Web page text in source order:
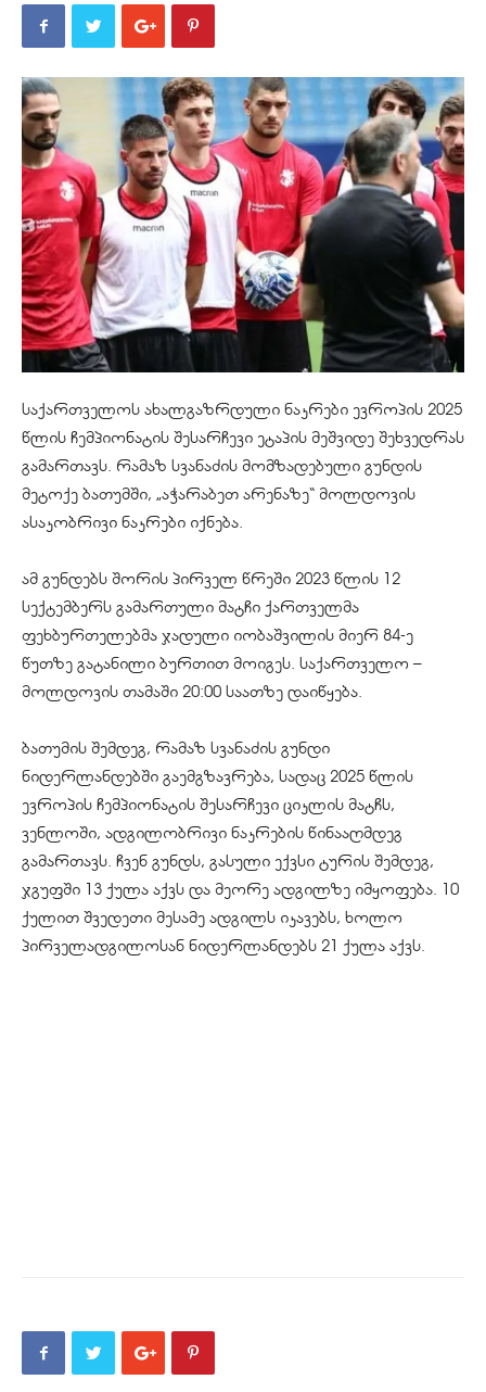
საქართველოს ახალგაზრდული ნაკრები ევროპის 2025
წლის ჩემპიონატის შესარჩევი ეტაპის მეშვიდე შეხვედრას
გამართავს. რამაზ სვანაძის მომზადებული გუნდის
მეტოქე ბათუმში, „აჭარაბეთ არენაზე“ მოლდოვის
ასაკობრივი ნაკრები იქნება.
ამ გუნდებს შორის პირველ წრეში 2023 წლის 12
სექტემბერს გამართული მატჩი ქართველმა
ფეხბურთელებმა ჯადული იობაშვილის მიერ 84-ე
წუთზე გატანილი ბურთით მოიგეს. საქართველო –
მოლდოვის თამაში 20:00 საათზე დაიწყება.
ბათუმის შემდეგ, რამაზ სვანაძის გუნდი
ნიდერლანდებში გაემგზავრება, სადაც 2025 წლის
ევროპის ჩემპიონატის შესარჩევი ციკლის მატჩს,
ვენლოში, ადგილობრივი ნაკრების წინააღმდეგ
გამართავს. ჩვენ გუნდს, გასული ექვსი ტურის შემდეგ,
ჯგუფში 13 ქულა აქვს და მეორე ადგილზე იმყოფება. 10
ქულით შვედეთი მესამე ადგილს იკავებს, ხოლო
პირველადგილოსან ნიდერლანდებს 21 ქულა აქვს.